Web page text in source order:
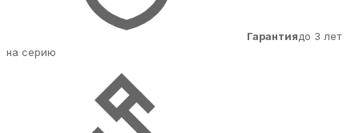
Гарантиядо 3 лет
на серию